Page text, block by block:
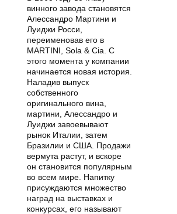
винного завода становятся
Алессандро Мартини и
Луиджи Росси,
переименовав его в
MARTINI, Sola & Cia. С
этого момента у компании
начинается новая история.
Наладив выпуск
собственного
оригинального вина,
мартини, Алессандро и
Луиджи завоевывают
рынок Италии, затем
Бразилии и США. Продажи
вермута растут, и вскоре
он становится популярным
во всем мире. Напитку
присуждаются множество
наград на выставках и
конкурсах, его называют